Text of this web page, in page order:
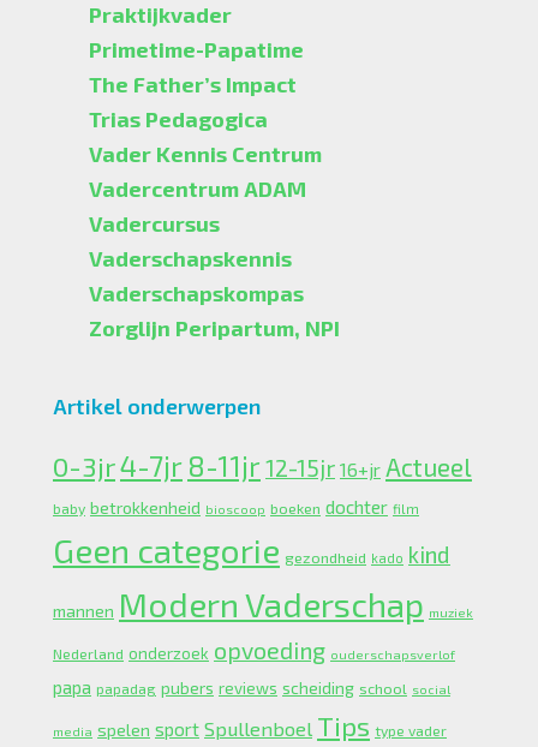
Praktijkvader
Primetime-Papatime
The Father’s Impact
Trias Pedagogica
Vader Kennis Centrum
Vadercentrum ADAM
Vadercursus
Vaderschapskennis
Vaderschapskompas
Zorglijn Peripartum, NPI
Artikel onderwerpen
0-3jr4-7jr 8-11jr 12-15jr 16+jr Actueel
baby betrokkenheid bioscoop boeken dochter film
Geen categorie gezondheid kado kind
mannen Modern Vaderschap muziek
Nederland onderzoek opvoeding ouderschapsverlof
papa papadag pubers reviews scheiding school social
media spelen sport Spullenboel Tips type vader